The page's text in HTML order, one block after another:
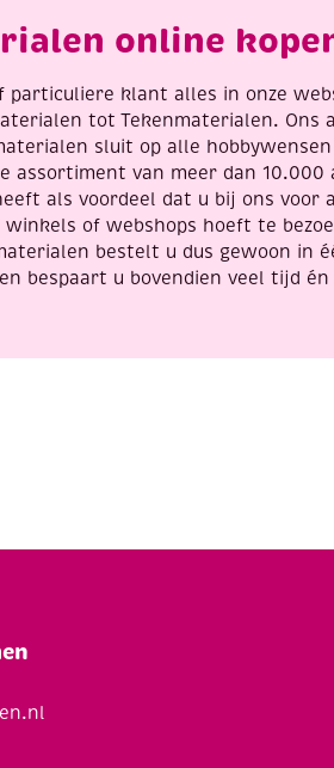
online
particuliere klant alles in onze
tot Tekenmaterialen. Ons
sluit op alle hobbywensen
assortiment van meer dan 10.000
als voordeel dat u bij ons voor
of webshops hoeft te
bestelt u dus gewoon in
bespaart u bovendien veel tijd én